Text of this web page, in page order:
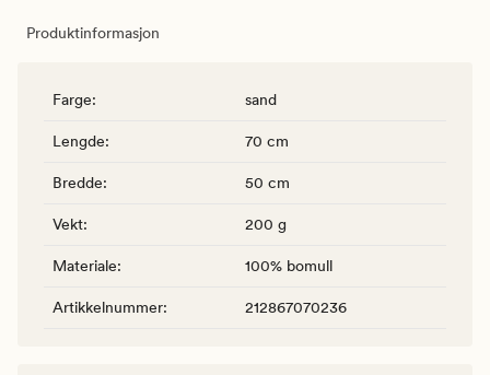
Produktinformasjon
Farge: sand
Lengde: 70 cm
Bredde: 50 cm
Vekt: 200 g
Materiale: 100% bomull
Artikkelnummer: 212867070236